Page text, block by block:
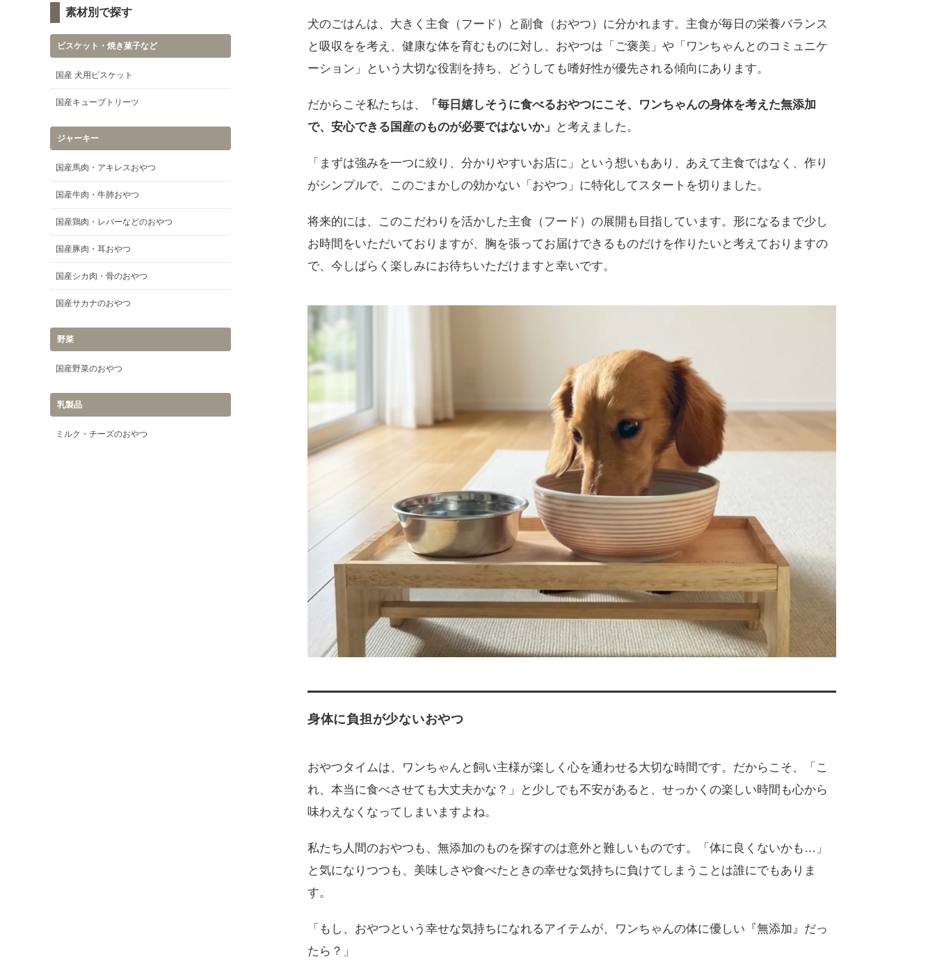
犬のごはんは、大きく主食（フード）と副食（おやつ）に分かれます。主食が毎日の栄養バランス
と吸収をを考え、健康な体を育むものに対し、おやつは「ご褒美」や「ワンちゃんとのコミュニケ
ーション」という大切な役割を持ち、どうしても嗜好性が優先される傾向にあります。
だからこそ私たちは、
「毎日嬉しそうに食べるおやつにこそ、ワンちゃんの身体を考えた無添加
で、安心できる国産のものが必要ではないか」
と考えました。
「まずは強みを一つに絞り、分かりやすいお店に」という想いもあり、あえて主食ではなく、作り
がシンプルで、このごまかしの効かない「おやつ」に特化してスタートを切りました。
将来的には、このこだわりを活かした主食（フード）の展開も目指しています。形になるまで少し
お時間をいただいておりますが、胸を張ってお届けできるものだけを作りたいと考えておりますの
で、今しばらく楽しみにお待ちいただけますと幸いです。
身体に負担が少ないおやつ
おやつタイムは、ワンちゃんと飼い主様が楽しく心を通わせる大切な時間です。だからこそ、「こ
れ、本当に食べさせても大丈夫かな？」と少しでも不安があると、せっかくの楽しい時間も心から
味わえなくなってしまいますよね。
私たち人間のおやつも、無添加のものを探すのは意外と難しいものです。「体に良くないかも…」
と気になりつつも、美味しさや食べたときの幸せな気持ちに負けてしまうことは誰にでもありま
す。
「もし、おやつという幸せな気持ちになれるアイテムが、ワンちゃんの体に優しい『無添加』だっ
たら？」
素材別で探す
ビスケット・焼き菓子など
国産 犬用ビスケット
国産キューブトリーツ
ジャーキー
国産馬肉・アキレスおやつ
国産牛肉・牛肺おやつ
国産鶏肉・レバーなどのおやつ
国産豚肉・耳おやつ
国産シカ肉・骨のおやつ
国産サカナのおやつ
野菜
国産野菜のおやつ
乳製品
ミルク・チーズのおやつ